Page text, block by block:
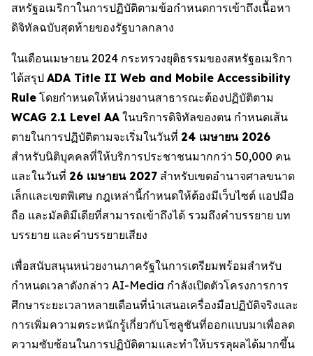
สหรัฐอเมริกาในการปฏิบัติตามข้อกำหนดการเข้าถึงเนื้อหา
ดิจิทัลฉบับสุดท้ายของรัฐบาลกลาง
ในเดือนเมษายน 2024 กระทรวงยุติธรรมของสหรัฐอเมริกา
ได้สรุป ADA Title II Web and Mobile Accessibility
Rule โดยกำหนดให้หน่วยงานสาธารณะต้องปฏิบัติตาม
WCAG 2.1 Level AA ในบริการดิจิทัลของตน กำหนดเส้น
ตายในการปฏิบัติตามจะเริ่มในวันที่ 24 เมษายน 2026
สำหรับนิติบุคคลที่ให้บริการประชาชนมากกว่า 50,000 คน
และในวันที่ 26 เมษายน 2027 สำหรับเขตอำนาจศาลขนาด
เล็กและเขตพิเศษ กฎเหล่านี้กำหนดให้ต้องมีเว็บไซต์ แอปมือ
ถือ และมัลติมีเดียที่สามารถเข้าถึงได้ รวมถึงคำบรรยาย บท
บรรยาย และคำบรรยายเสียง
เพื่อสนับสนุนหน่วยงานภาครัฐในการเตรียมพร้อมสำหรับ
กำหนดเวลาดังกล่าว AI-Media กำลังเปิดตัวโครงการการ
ศึกษาระยะเวลาหลายเดือนที่นำเสนอเครื่องมือปฏิบัติจริงและ
การเพิ่มความตระหนักรู้เกี่ยวกับโซลูชันที่ออกแบบมาเพื่อลด
ความซับซ้อนในการปฏิบัติตามและทำให้บรรลุผลได้มากขึ้น